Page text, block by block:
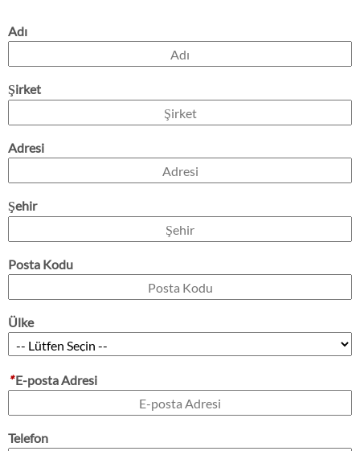
Adı
Şirket
Adresi
Şehir
Posta Kodu
Ülke
*E-posta Adresi
Telefon